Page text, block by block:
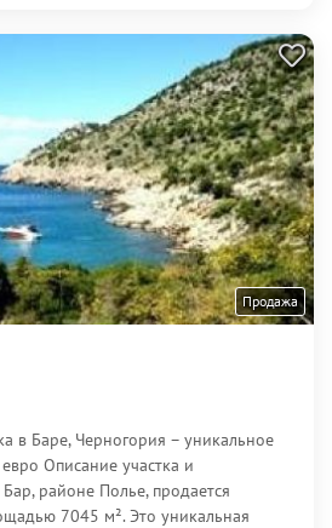
Продажа
в Баре, Черногория – уникальное
Описание участка и
районе Полье, продается
7045 м². Это уникальная